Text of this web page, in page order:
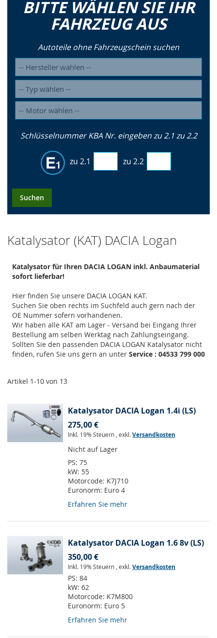
BITTE WÄHLEN SIE IHR
FAHRZEUG AUS
Autoteile ohne Fahrzeugschein suchen
Schlüsselnummer KBA Nr. eingeben zu 2.1 zu 2.2
zu 2.1 zu 2.2
Suchen
Katalysator (KAT) DACIA Logan
Katalysator für Ihren DACIA LOGAN inkl. Anbaumaterial
sofort lieferbar!
Hier finden Sie unsere DACIA LOGAN KAT.
Suchen Sie oben rechts im Suchfeld auch gern nach der
OE Nummer sofern vorhandenen.
Wir haben alle KAT am Lager - Versand bei Eingang Ihrer
Bestellung am selben Werktag nach Zahlungseingang.
Sollten Sie den passenden DACIA LOGAN Katalysator nicht
finden, rufen Sie uns gern an unter Service : 04533 799 000
Artikel 1-10 von 13
Katalysator DACIA Logan 1.4i (LS)
275,00 €
Inkl. 19% Steuern , exkl.Versandkosten
Nicht auf Lager
PS: 75
kW: 55
Motorcode: K7J710
Euronorm: Euro 4
Erfahren Sie mehr
Katalysator DACIA Logan 1.6 8v (LS)
350,00 €
Inkl. 19% Steuern , exkl.Versandkosten
PS: 84
kW: 62
Motorcode: K7M800
Euronorm: Euro 5
Erfahren Sie mehr